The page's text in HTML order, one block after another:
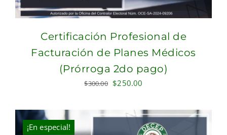
Certificación Profesional de
Facturación de Planes Médicos
(Prórroga 2do pago)
$300.00 Original
$300.00.
$250.00
is:
$250.00.
¡En especial!